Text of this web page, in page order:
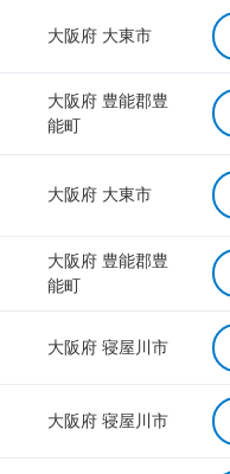
大阪府 大東市
大阪府 豊能郡豊
能町
大阪府 大東市
大阪府 豊能郡豊
能町
大阪府 寝屋川市
大阪府 寝屋川市